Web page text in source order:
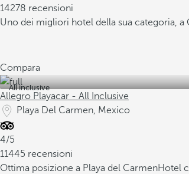
14278 recensioni
Uno dei migliori hotel della sua categoria, a
Compara
All inclusive
Allegro Playacar - All Inclusive
Playa Del Carmen, Mexico
4/5
11445 recensioni
Ottima posizione a Playa del CarmenHotel